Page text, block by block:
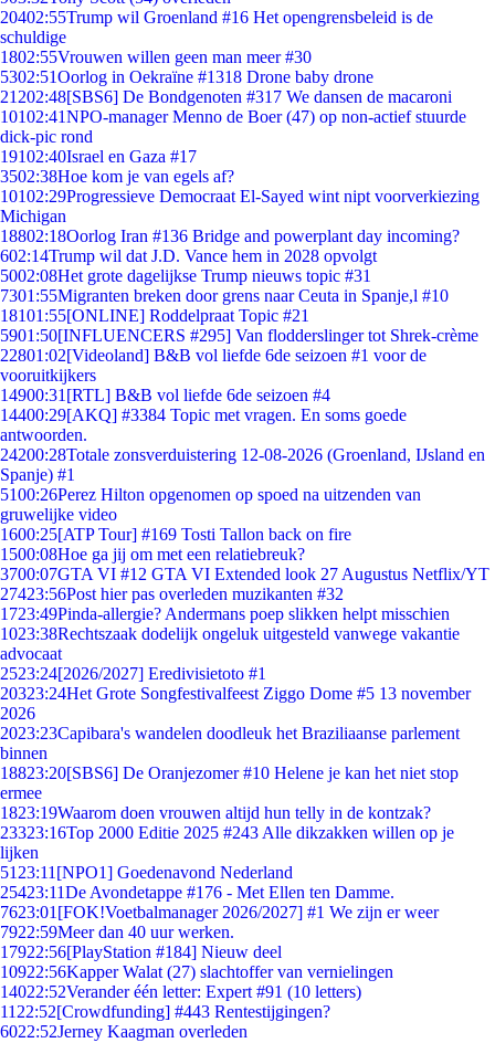
20402:55Trump wil Groenland #16 Het opengrensbeleid is de
schuldige
1802:55Vrouwen willen geen man meer #30
5302:51Oorlog in Oekraïne #1318 Drone baby drone
21202:48[SBS6] De Bondgenoten #317 We dansen de macaroni
10102:41NPO-manager Menno de Boer (47) op non-actief stuurde
dick-pic rond
19102:40Israel en Gaza #17
3502:38Hoe kom je van egels af?
10102:29Progressieve Democraat El-Sayed wint nipt voorverkiezing
Michigan
18802:18Oorlog Iran #136 Bridge and powerplant day incoming?
602:14Trump wil dat J.D. Vance hem in 2028 opvolgt
5002:08Het grote dagelijkse Trump nieuws topic #31
7301:55Migranten breken door grens naar Ceuta in Spanje,l #10
18101:55[ONLINE] Roddelpraat Topic #21
5901:50[INFLUENCERS #295] Van flodderslinger tot Shrek-crème
22801:02[Videoland] B&B vol liefde 6de seizoen #1 voor de
vooruitkijkers
14900:31 [RTL] B&B vol liefde 6de seizoen #4
14400:29[AKQ] #3384 Topic met vragen. En soms goede
antwoorden.
24200:28Totale zonsverduistering 12-08-2026 (Groenland, IJsland en
Spanje) #1
5100:26Perez Hilton opgenomen op spoed na uitzenden van
gruwelijke video
1600:25[ATP Tour] #169 Tosti Tallon back on fire
1500:08Hoe ga jij om met een relatiebreuk?
3700:07GTA VI #12 GTA VI Extended look 27 Augustus Netflix/YT
27423:56Post hier pas overleden muzikanten #32
1723:49Pinda-allergie? Andermans poep slikken helpt misschien
1023:38Rechtszaak dodelijk ongeluk uitgesteld vanwege vakantie
advocaat
2523:24[2026/2027] Eredivisietoto #1
20323:24Het Grote Songfestivalfeest Ziggo Dome #5 13 november
2026
2023:23Capibara's wandelen doodleuk het Braziliaanse parlement
binnen
18823:20[SBS6] De Oranjezomer #10 Helene je kan het niet stop
ermee
1823:19Waarom doen vrouwen altijd hun telly in de kontzak?
23323:16Top 2000 Editie 2025 #243 Alle dikzakken willen op je
lijken
51 23:11 [NPO1] Goedenavond Nederland
25423:11De Avondetappe #176 - Met Ellen ten Damme.
7623:01 [FOK!Voetbalmanager 2026/2027] #1 We zijn er weer
7922:59Meer dan 40 uur werken.
17922:56[PlayStation #184] Nieuw deel
10922:56Kapper Walat (27) slachtoffer van vernielingen
14022:52Verander één letter: Expert #91 (10 letters)
11 22:52[Crowdfunding] #443 Rentestijgingen?
6022:52Jerney Kaagman overleden